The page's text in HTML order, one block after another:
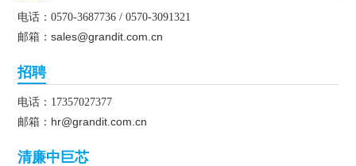
电话：0570-3687736 / 0570-3091321
邮箱：sales@grandit.com.cn
招聘
电话：17357027377
邮箱： hr@grandit.com.cn
清廉中巨芯